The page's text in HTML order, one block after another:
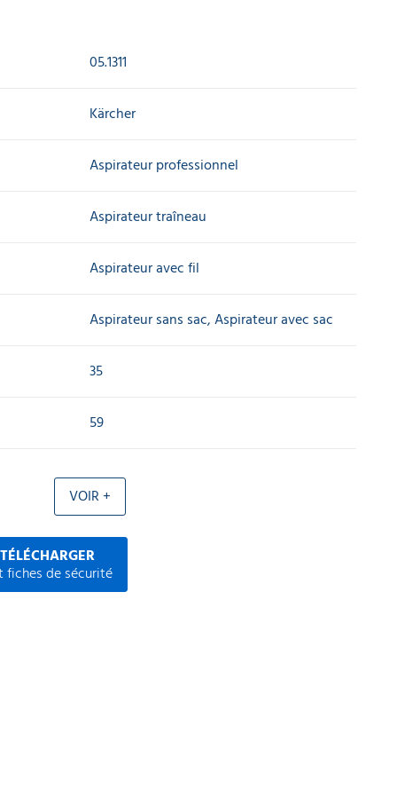
05.1311
Kärcher
Aspirateur professionnel
Aspirateur traîneau
Aspirateur avec fil
Aspirateur sans sac, Aspirateur avec sac
35
59
VOIR +
fiches de sécurité